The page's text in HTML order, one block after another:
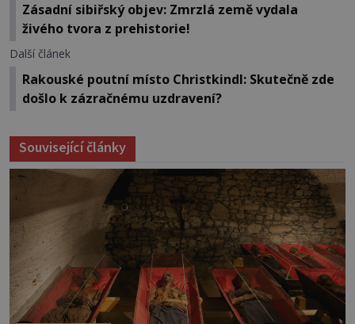
Zásadní sibiřský objev: Zmrzlá země vydala
živého tvora z prehistorie!
Další článek
Rakouské poutní místo Christkindl: Skutečně zde
došlo k zázračnému uzdravení?
Související články